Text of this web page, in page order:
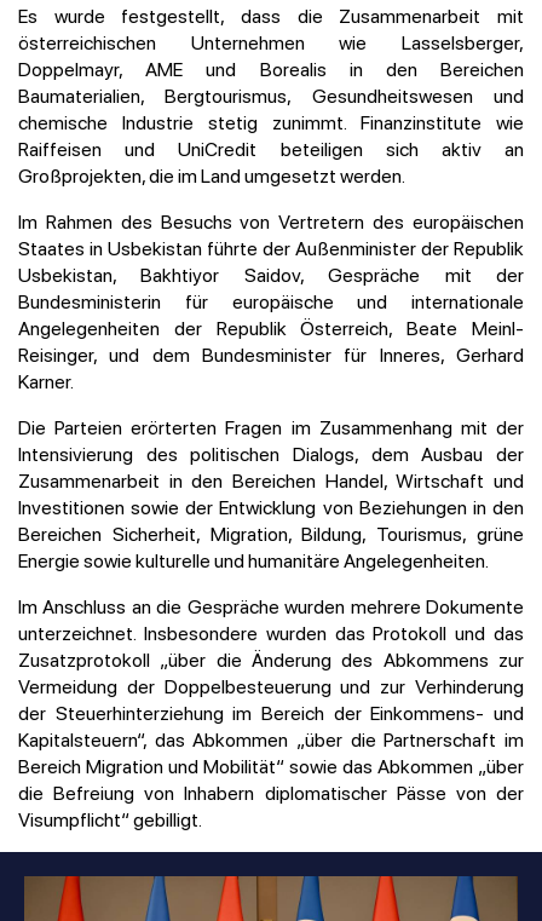
Es wurde festgestellt, dass die Zusammenarbeit mit
österreichischen Unternehmen wie Lasselsberger,
Doppelmayr, AME und Borealis in den Bereichen
Baumaterialien, Bergtourismus, Gesundheitswesen und
chemische Industrie stetig zunimmt. Finanzinstitute wie
Raiffeisen und UniCredit beteiligen sich aktiv an
Großprojekten, die im Land umgesetzt werden.
Im Rahmen des Besuchs von Vertretern des europäischen
Staates in Usbekistan führte der Außenminister der Republik
Usbekistan, Bakhtiyor Saidov, Gespräche mit der
Bundesministerin für europäische und internationale
Angelegenheiten der Republik Österreich, Beate Meinl-
Reisinger, und dem Bundesminister für Inneres, Gerhard
Karner.
Die Parteien erörterten Fragen im Zusammenhang mit der
Intensivierung des politischen Dialogs, dem Ausbau der
Zusammenarbeit in den Bereichen Handel, Wirtschaft und
Investitionen sowie der Entwicklung von Beziehungen in den
Bereichen Sicherheit, Migration, Bildung, Tourismus, grüne
Energie sowie kulturelle und humanitäre Angelegenheiten.
Im Anschluss an die Gespräche wurden mehrere Dokumente
unterzeichnet. Insbesondere wurden das Protokoll und das
Zusatzprotokoll „über die Änderung des Abkommens zur
Vermeidung der Doppelbesteuerung und zur Verhinderung
der Steuerhinterziehung im Bereich der Einkommens- und
Kapitalsteuern“, das Abkommen „über die Partnerschaft im
Bereich Migration und Mobilität“ sowie das Abkommen „über
die Befreiung von Inhabern diplomatischer Pässe von der
Visumpflicht“ gebilligt.